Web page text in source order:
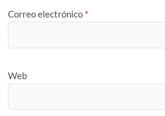
Correo electrónico *
Web